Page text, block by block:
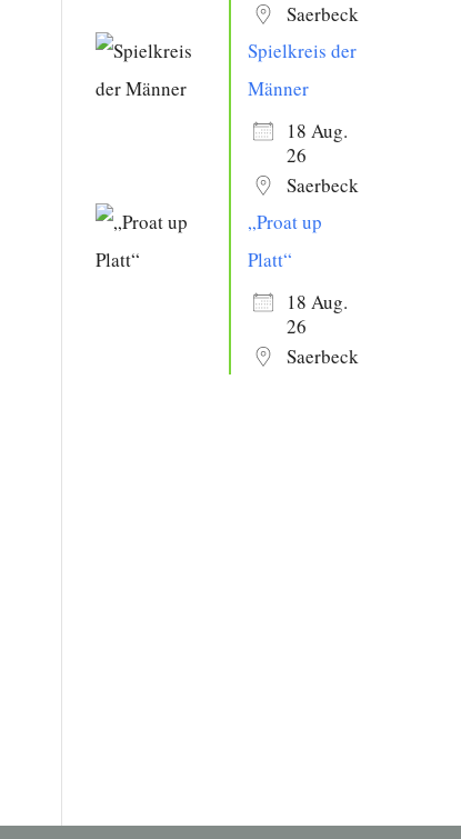
Saerbeck
Spielkreis der
Männer
18 Aug.
26
Saerbeck
„Proat up
Platt“
18 Aug.
26
Saerbeck